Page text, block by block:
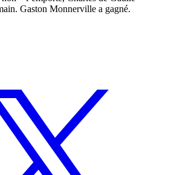
Gaston Monnerville a gagné.